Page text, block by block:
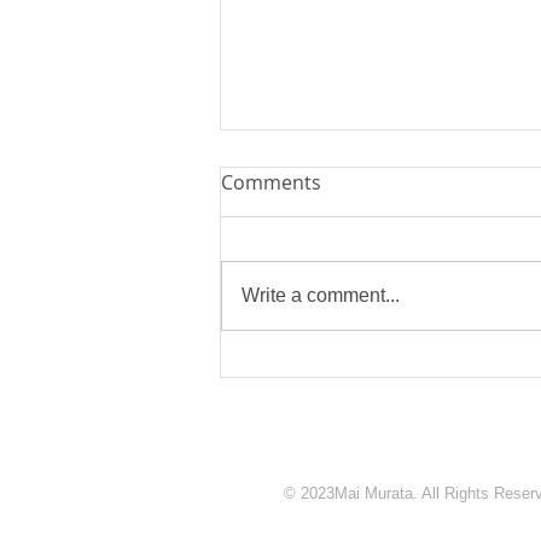
Comments
Write a comment...
© 2023Mai Murata. All Rights